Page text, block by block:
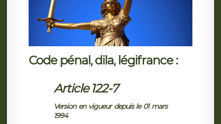
Code pénal, dila, légifrance :
Article 122-7
Version en vigueur depuis le 01 mars
1994